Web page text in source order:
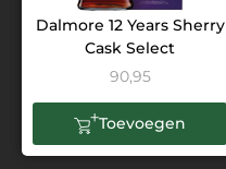
Dalmore 12 Years Sherry
Cask Select
90,95
Toevoegen